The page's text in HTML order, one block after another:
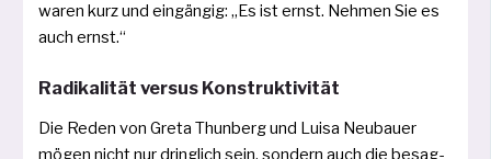
waren kurz und ein­gän­gig: „Es ist ernst. Nehmen Sie es
auch ernst.“
Radikalität versus Konstruktivität
Die Reden von Greta Thunberg und Luisa Neubauer
mögen nicht nur dring­lich sein, son­dern auch die besag­